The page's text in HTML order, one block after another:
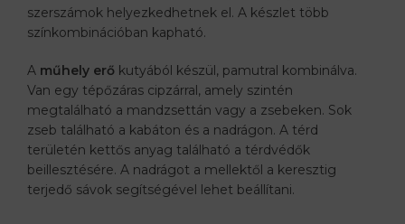
szerszámok helyezkedhetnek el. A készlet több
színkombinációban kapható.
A műhely erő kutyából készül, pamutral kombinálva.
Van egy tépőzáras cipzárral, amely szintén
megtalálható a mandzsettán vagy a zsebeken. Sok
zseb található a kabáton és a nadrágon. A térd
területén kettős anyag található a térdvédők
beillesztésére. A nadrágot a mellektől a keresztig
terjedő sávok segítségével lehet beállítani.